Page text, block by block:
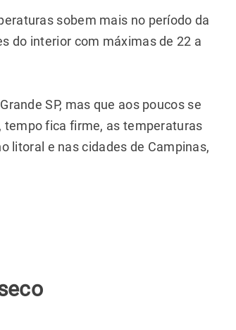
sobem mais no período da
do interior com máximas de 22 a
SP, mas que aos poucos se
tempo fica firme, as temperaturas
litoral e nas cidades de Campinas,